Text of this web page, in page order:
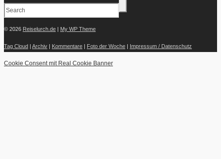
© 2026 Reiselurch.de | My WP Theme
Tag Cloud | Archiv | Kommentare | Foto der Woche | Impressum / Datenschutz
Cookie Consent mit Real Cookie Banner